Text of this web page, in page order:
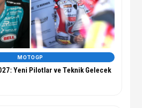
MOTOGP
Yeni Pilotlar ve Teknik Gelecek